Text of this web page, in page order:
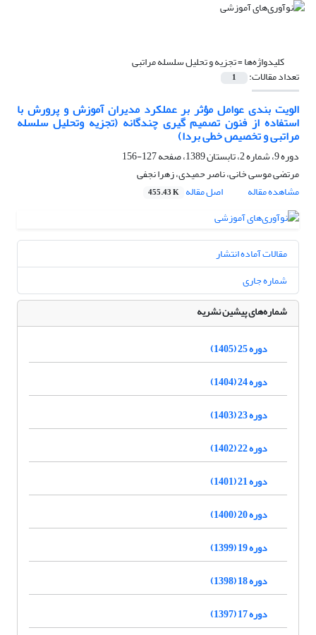
کلیدواژه‌ها =تجزیه و تحلیل سلسله مراتبی
تعداد مقالات: 1
الویت بندی عوامل مؤثر بر عملکرد مدیران آموزش و پرورش با
استفاده از فنون تصمیم گیری چندگانه (تجزیه وتحلیل سلسله
مراتبی و تخصیص خطی بردا)
دوره 9، شماره 2، تابستان 1389، صفحه
127-156
مرتضی موسی خانی، ناصر حمیدی، زهرا نجفی
مشاهده مقاله
اصل مقاله 455.43 K
مقالات آماده انتشار
شماره جاری
شماره‌های پیشین نشریه
دوره 25 (1405)
دوره 24 (1404)
دوره 23 (1403)
دوره 22 (1402)
دوره 21 (1401)
دوره 20 (1400)
دوره 19 (1399)
دوره 18 (1398)
دوره 17 (1397)